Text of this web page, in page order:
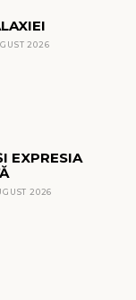
2026
EXPRESIA
2026